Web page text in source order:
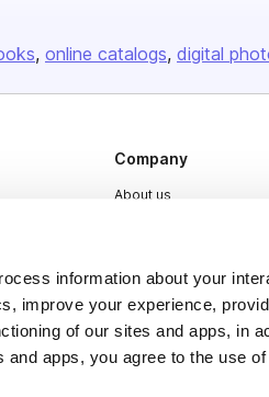
information about your
improve your experience,
of our sites and apps, in
apps, you agree to the use
online catalogs digital
Company
About us
Press
Contact